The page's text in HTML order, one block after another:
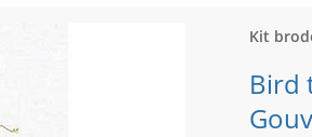
Kit
Bird